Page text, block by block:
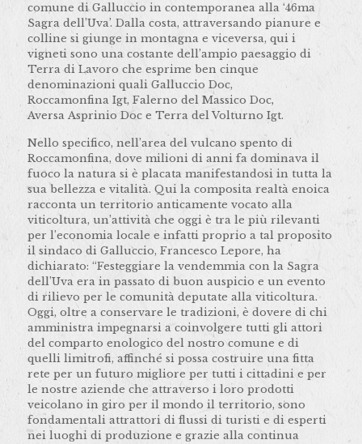
comune di Galluccio in contemporanea alla ‘46ma
Sagra dell’Uva’. Dalla costa, attraversando pianure e
colline si giunge in montagna e viceversa, qui i
vigneti sono una costante dell’ampio paesaggio di
Terra di Lavoro che esprime ben cinque
denominazioni quali Galluccio Doc,
Roccamonfina Igt, Falerno del Massico Doc,
Aversa Asprinio Doc e Terra del Volturno Igt.
Nello specifico, nell’area del vulcano spento di
Roccamonfina, dove milioni di anni fa dominava il
fuoco la natura si è placata manifestandosi in tutta la
sua bellezza e vitalità. Qui la composita realtà enoica
racconta un territorio anticamente vocato alla
viticoltura, un’attività che oggi è tra le più rilevanti
per l’economia locale e infatti proprio a tal proposito
il sindaco di Galluccio, Francesco Lepore, ha
dichiarato: “Festeggiare la vendemmia con la Sagra
dell’Uva era in passato di buon auspicio e un evento
di rilievo per le comunità deputate alla viticoltura.
Oggi, oltre a conservare le tradizioni, è dovere di chi
amministra impegnarsi a coinvolgere tutti gli attori
del comparto enologico del nostro comune e di
quelli limitrofi, affinché si possa costruire una fitta
rete per un futuro migliore per tutti i cittadini e per
le nostre aziende che attraverso i loro prodotti
veicolano in giro per il mondo il territorio, sono
fondamentali attrattori di flussi di turisti e di esperti
nei luoghi di produzione e grazie alla continua